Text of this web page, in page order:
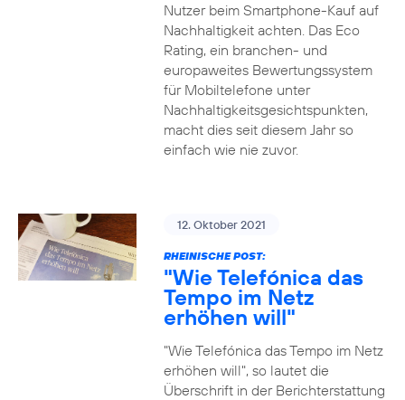
Nutzer beim Smartphone-Kauf auf
Nachhaltigkeit achten. Das Eco
Rating, ein branchen- und
europaweites Bewertungssystem
für Mobiltelefone unter
Nachhaltigkeitsgesichtspunkten,
macht dies seit diesem Jahr so
einfach wie nie zuvor.
12. Oktober 2021
RHEINISCHE POST:
"Wie Telefónica das
Tempo im Netz
erhöhen will"
"Wie Telefónica das Tempo im Netz
erhöhen will", so lautet die
Überschrift in der Berichterstattung